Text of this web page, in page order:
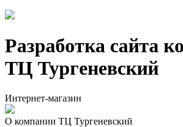
Разработка сайта
ТЦ Тургеневский
Интернет-магазин
О компании ТЦ Тургеневский